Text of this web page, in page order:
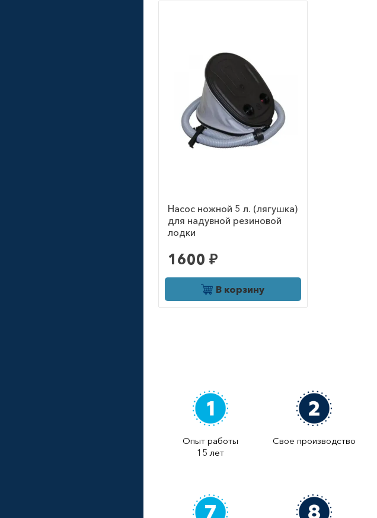
Насос ножной 5 л. (лягушка)
для надувной резиновой
лодки
1600 ₽
В корзину
Опыт работы
15 лет
Свое производство